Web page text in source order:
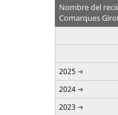
Nombre del
Comarques
2025
2024
2023